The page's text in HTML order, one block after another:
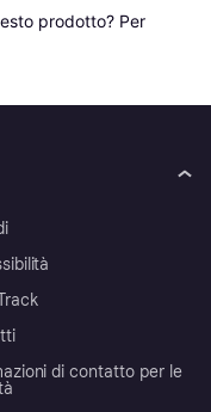
prodotto? Per
di contatto per le